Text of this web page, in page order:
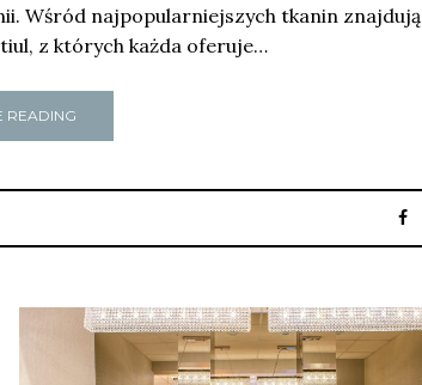
Wśród najpopularniejszych tkanin znajdują
z których każda oferuje…
READING